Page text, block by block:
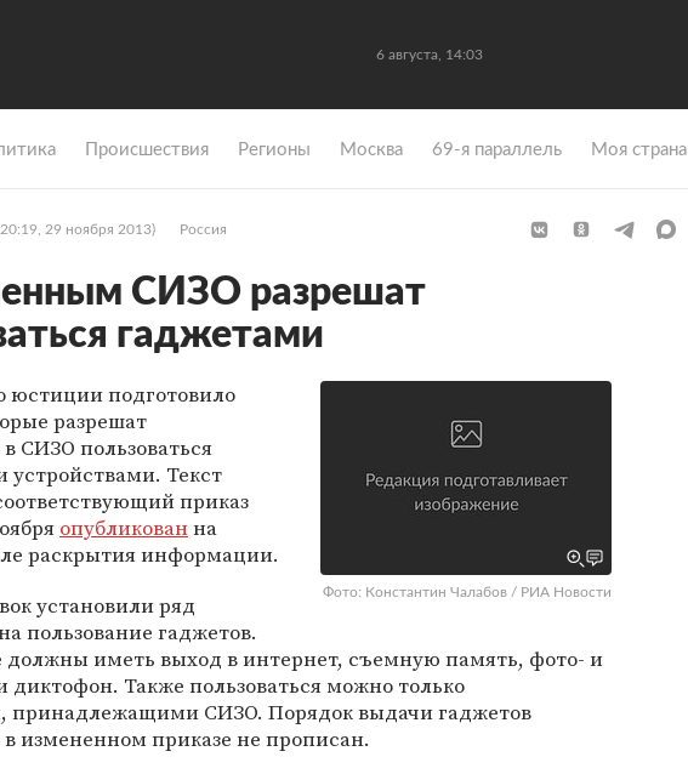
6 августа, 14:03
Происшествия Регионы Москва 69-я параллель Моя страна
29 ноября 2013) Россия
СИЗО разрешат
гаджетами
Фото: Константин Чалабов / РИА Новости
юстиции подготовило
разрешат
СИЗО пользоваться
устройствами. Текст
приказ
опубликованна
раскрытия информации.
установили ряд
пользование гаджетов.
должны иметь выход в интернет, съемную память, фото- и
диктофон. Также пользоваться можно только
принадлежащими СИЗО. Порядок выдачи гаджетов
измененном приказе не прописан.